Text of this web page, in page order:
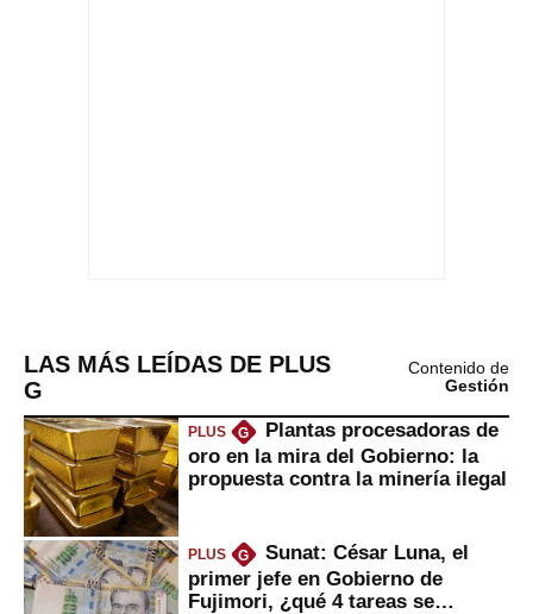
LAS MÁS LEÍDAS DE PLUS
G
Contenido de
Gestión
PLUS G
Plantas procesadoras de
oro en la mira del Gobierno: la
propuesta contra la minería ilegal
PLUS G
Sunat: César Luna, el
primer jefe en Gobierno de
Fujimori, ¿qué 4 tareas se